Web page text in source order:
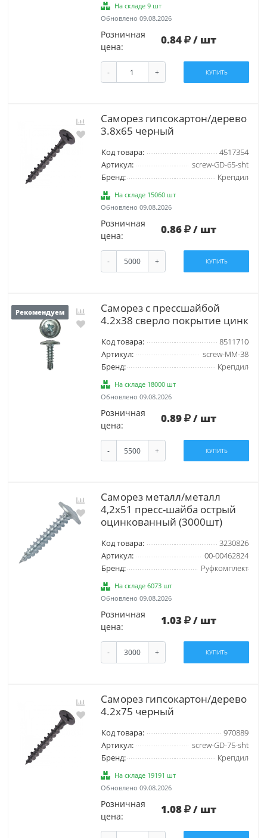
На складе 9 шт
Обновлено 09.08.2026
Розничная
цена:
0.84 / шт
- + КУПИТЬ
Саморез гипсокартон/дерево
3.8х65 черный
Код товара:
4517354
Артикул:
screw-GD-65-sht
Бренд:
Крепдил
На складе 15060 шт
Обновлено 09.08.2026
Розничная
цена:
0.86 / шт
- + КУПИТЬ
Рекомендуем
Саморез с прессшайбой
4.2х38 сверло покрытие цинк
Код товара:
8511710
Артикул:
screw-MM-38
Бренд:
Крепдил
На складе 18000 шт
Обновлено 09.08.2026
Розничная
цена:
0.89 / шт
- + КУПИТЬ
Саморез металл/металл
4,2х51 пресс-шайба острый
оцинкованный (3000шт)
Код товара:
3230826
Артикул:
00-00462824
Бренд:
Руфкомплект
На складе 6073 шт
Обновлено 09.08.2026
Розничная
цена:
1.03 / шт
- + КУПИТЬ
Саморез гипсокартон/дерево
4.2х75 черный
Код товара:
970889
Артикул:
screw-GD-75-sht
Бренд:
Крепдил
На складе 19191 шт
Обновлено 09.08.2026
Розничная
цена:
1.08 / шт